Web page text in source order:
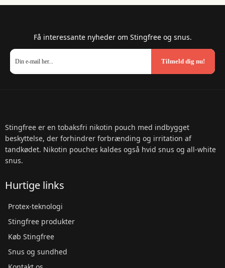
Få interessante nyheder om Stingfree og snus.
Tilmeld dig nu!
Stingfree er en tobaksfri nikotin pouch med indbygget
beskyttelse, der forhindrer forbrænding og irritation af
tandkødet. Nikotin pouches kaldes også hvid snus og all-white
snus.
Hurtige links
Protex-teknologi
Stingfree produkter
Køb Stingfree
Snus og sundhed